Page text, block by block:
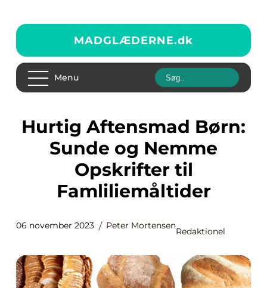
MADGLÆDERNE.dk
Menu
Hurtig Aftensmad Børn:
Sunde og Nemme
Opskrifter til
Famliliemåltider
06 november 2023 Peter Mortensen
Redaktionel